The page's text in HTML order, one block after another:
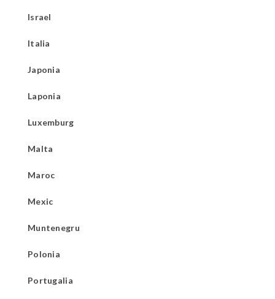
Israel
Italia
Japonia
Laponia
Luxemburg
Malta
Maroc
Mexic
Muntenegru
Polonia
Portugalia